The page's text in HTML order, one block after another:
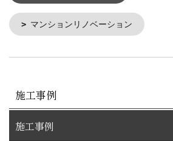
マンションリノベーション
施工事例
施工事例